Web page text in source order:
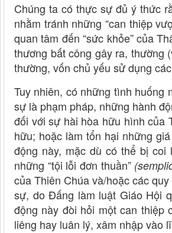
Chúng ta có thực sự đủ ý thức
nhằm tránh những “can thiệp
quan tâm đến “sức khỏe” của
thương bất công gây ra, thường
thường, vốn chủ yếu sử dụng
Tuy nhiên, có những tình huống
sự là phạm pháp, những hành
đối với sự hài hòa hữu hình của
hữu; hoặc làm tổn hại những
động này, mặc dù có thể bị
những “tội lỗi đơn thuần”
của Thiên Chúa và/hoặc các
sự, do Đấng làm luật Giáo Hội
động này đòi hỏi một can thiệp
liêng hay luân lý, xâm nhập vào